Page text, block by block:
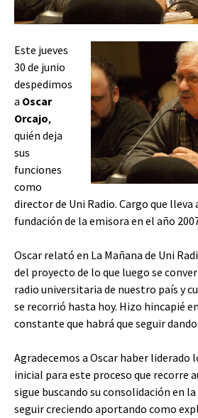
Este jueves
30 de junio
despedimos
a Oscar
Orcajo,
quién deja
sus
funciones
como
director de Uni Radio. Cargo que lleva
fundación de la emisora en el año
Oscar relató en La Mañana de Uni
del proyecto de lo que luego se
radio universitaria de nuestro país y
se recorrió hasta hoy. Hizo hincapié
constante que habrá que seguir dando.
Agradecemos a Oscar haber liderado
inicial para este proceso que recorre
sigue buscando su consolidación en la
seguir creciendo aportando como